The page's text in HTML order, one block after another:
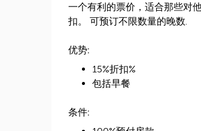
一个有利的票价，适合那些对
扣。 可预订不限数量的晚数.
优势:
15%折扣%
包括早餐
条件: